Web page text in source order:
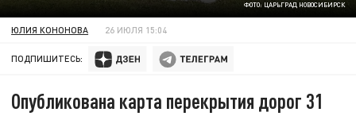
ФОТО: ЦАРЬГРАД НОВОСИБИРСК
ЮЛИЯ КОНОНОВА 26 ИЮЛЯ 15:04
ПОДПИШИТЕСЬ:
Опубликована карта перекрытия дорог 31